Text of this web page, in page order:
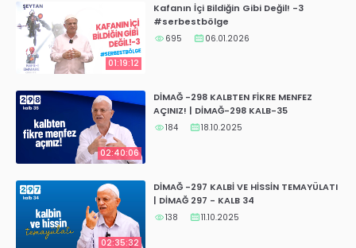
01:19:12
Kafanın İçi Bildiğin Gibi Değil! -3
#serbestbölge
695 06.01.2026
02:40:06
DİMAĞ -298 KALBTEN FİKRE MENFEZ
AÇINIZ! | DİMAĞ-298 KALB-35
184 18.10.2025
02:35:32
DİMAĞ -297 KALBİ VE HİSSİN TEMAYÜLATI
| DİMAĞ 297 - KALB 34
138 11.10.2025